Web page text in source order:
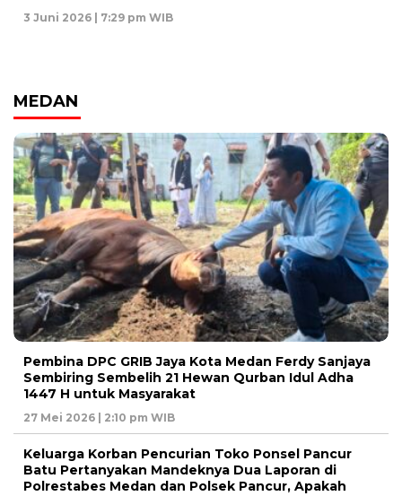
3 Juni 2026 | 7:29 pm WIB
MEDAN
Pembina DPC GRIB Jaya Kota Medan Ferdy Sanjaya
Sembiring Sembelih 21 Hewan Qurban Idul Adha
1447 H untuk Masyarakat
27 Mei 2026 | 2:10 pm WIB
Keluarga Korban Pencurian Toko Ponsel Pancur
Batu Pertanyakan Mandeknya Dua Laporan di
Polrestabes Medan dan Polsek Pancur, Apakah